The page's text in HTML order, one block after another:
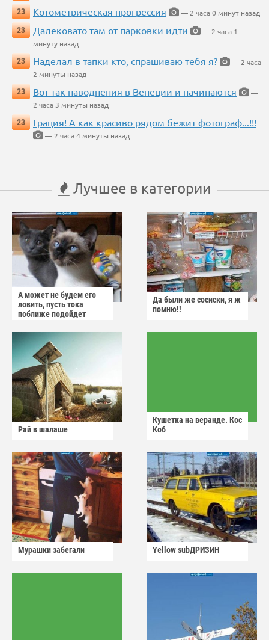
23
Котометрическая прогрессия
— 2 часа 0 минут назад
23
Далековато там от парковки идти
— 2 часа 1
минуту назад
23
Наделал в тапки кто, спрашиваю тебя я?
— 2 часа
2 минуты назад
23
Вот так наводнения в Венеции и начинаются
—
2 часа 3 минуты назад
23
Грация! А как красиво рядом бежит фотограф...!!!
— 2 часа 4 минуты назад
Лучшее в категории
А может не будем его
ловить, пусть тока
поближе подойдет
Да были же сосиски, я ж
помню!!
Рай в шалаше
Кушетка на веранде. Кос
Коб
Мурашки забегали Yellow subДРИЗИН